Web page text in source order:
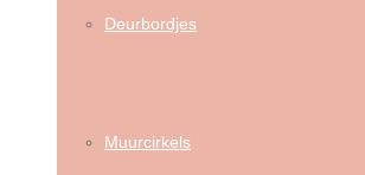
Deurbordjes
Muurcirkels